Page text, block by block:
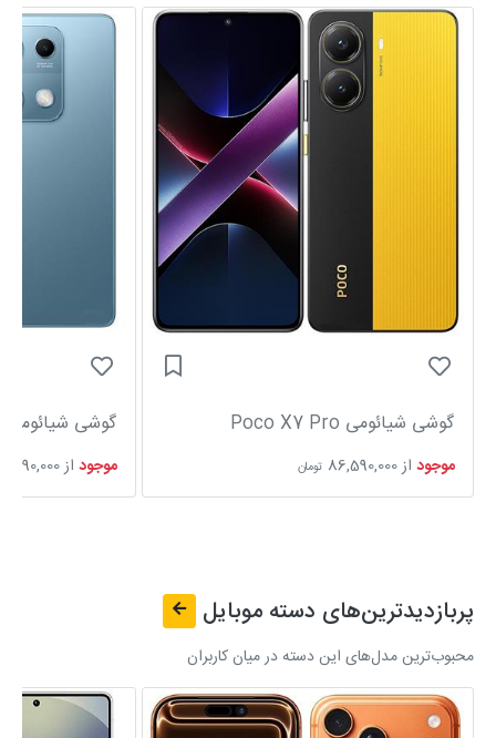
گوشی شیائومی Poco X7 Pro
موجود از86,590,000 تومان
گوشی شیائومی Redmi Note 14S
موجود از
پربازدیدترین‌های دسته موبایل
محبوب‌ترین مدل‌های این دسته در میان کاربران